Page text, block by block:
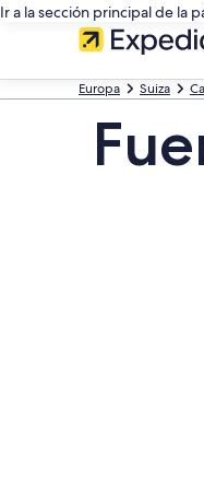
Ir a la sección principal de la
Europa Suiza